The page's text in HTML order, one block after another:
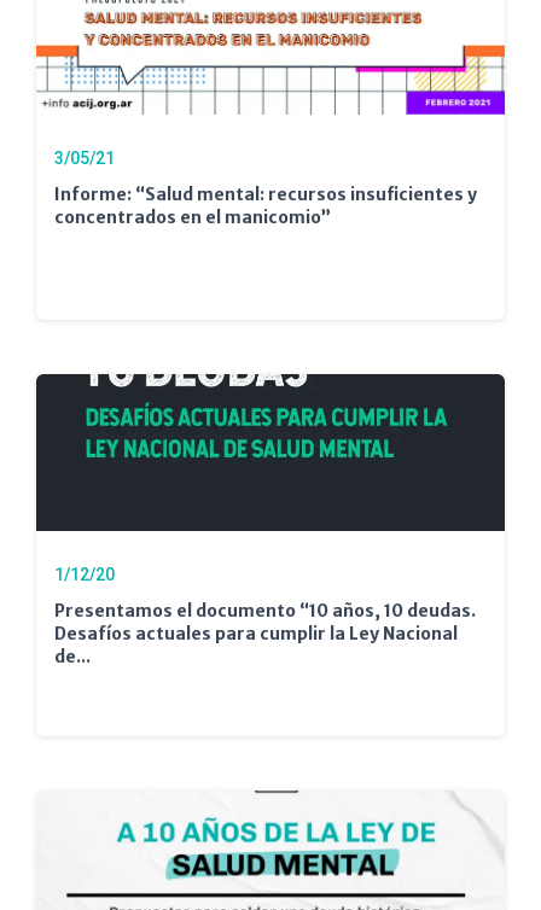
3/05/21
Informe: “Salud mental: recursos insuficientes y
concentrados en el manicomio”
1/12/20
Presentamos el documento “10 años, 10 deudas.
Desafíos actuales para cumplir la Ley Nacional
de...